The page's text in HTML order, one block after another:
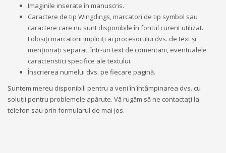
Imaginile inserate în manuscris.
Caractere de tip Wingdings, marcatori de tip symbol sau
caractere care nu sunt disponibile în fontul curent utilizat.
Folosiți marcatorii impliciți ai procesorului dvs. de text și
menționați separat, într-un text de comentarii, eventualele
caracteristici specifice ale textului.
Înscrierea numelui dvs. pe fiecare pagină.
Suntem mereu disponibili pentru a veni în întâmpinarea dvs. cu
soluții pentru problemele apărute. Vă rugăm să ne contactați la
telefon sau prin formularul de mai jos.